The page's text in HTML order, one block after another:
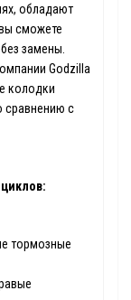
обладают
сможете
замены.
Godzilla
колодки
сравнению с
тормозные